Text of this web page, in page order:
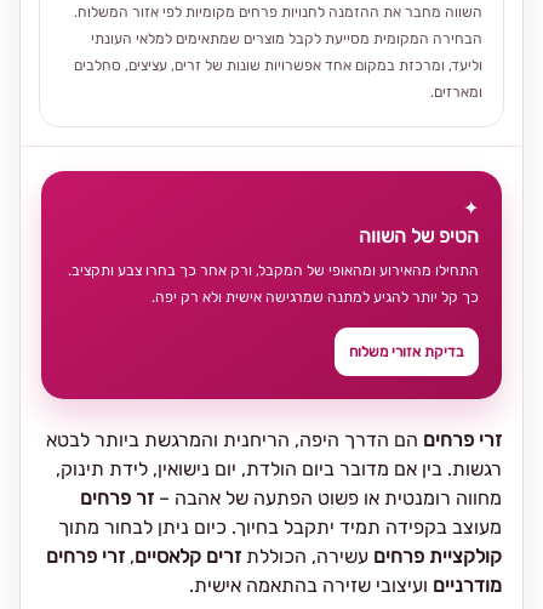
השווה מחבר את ההזמנה לחנויות פרחים מקומיות לפי אזור המשלוח.
הבחירה המקומית מסייעת לקבל מוצרים שמתאימים למלאי העונתי
וליעד, ומרכזת במקום אחד אפשרויות שונות של זרים, עציצים, סחלבים
ומארזים.
זרי פרחים הם הדרך היפה, הריחנית והמרגשת ביותר לבטא
רגשות. בין אם מדובר ביום הולדת, יום נישואין, לידת תינוק,
מחווה רומנטית או פשוט הפתעה של אהבה – זר פרחים
מעוצב בקפידה תמיד יתקבל בחיוך. כיום ניתן לבחור מתוך
קולקציית פרחים עשירה, הכוללת זרים קלאסיים, זרי פרחים
מודרניים ועיצובי שזירה בהתאמה אישית.
✦
הטיפ של השווה
התחילו מהאירוע ומהאופי של המקבל, ורק אחר כך בחרו צבע ותקציב.
כך קל יותר להגיע למתנה שמרגישה אישית ולא רק יפה.
בדיקת אזורי משלוח